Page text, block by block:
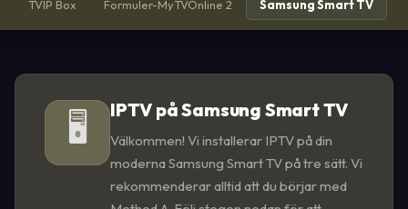
TVIP Box Formuler-MyTVOnline 2 Samsung Smart TV
🖥️ IPTV på Samsung Smart TV
Välkommen! Vi installerar IPTV på din
moderna Samsung Smart TV på tre sätt. Vi
rekommenderar alltid att du börjar med